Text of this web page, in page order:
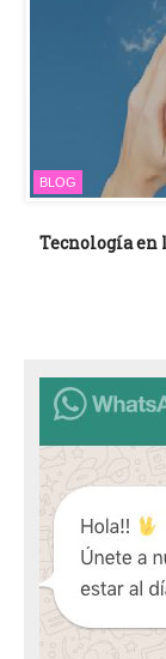
BLOG
Tecnología en